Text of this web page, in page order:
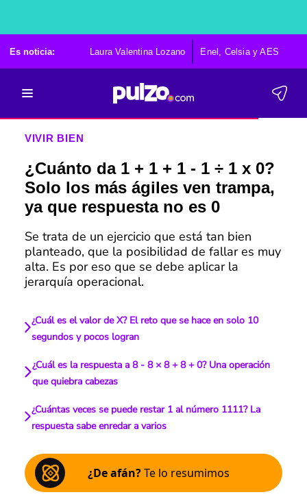
Es noticia: Laura Valentina Lozano Enel, Celsia y AES
VIVIR BIEN
¿Cuánto da 1 + 1 + 1 - 1 ÷ 1 x 0?
Solo los más ágiles ven trampa,
ya que respuesta no es 0
Se trata de un ejercicio que está tan bien
planteado, que la posibilidad de fallar es muy
alta. Es por eso que se debe aplicar la
jerarquía operacional.
¿Cuál es el valor de X? El reto que se hace en solo 10
segundos y pocos logran
¿Cuál es la respuesta a 8 - 8 × 8 + 8 + 0? Una operación
que quiebra cabezas
¿Cuántas veces se puede restar 1 al número 1111? La
respuesta sabe enredar a varios
¿De afán?Te lo resumimos